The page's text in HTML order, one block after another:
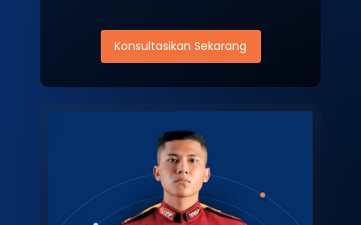
Konsultasikan Sekarang